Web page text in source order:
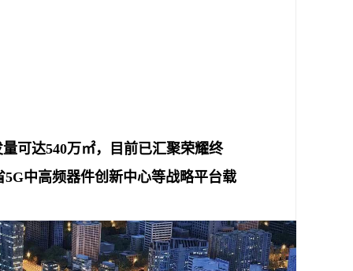
可达540万㎡，目前已汇聚荣耀终
中高频器件创新中心等战略平台载